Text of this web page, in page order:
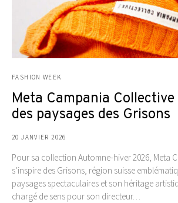
FASHION WEEK
Meta Campania Collective
des paysages des Grisons
20 JANVIER 2026
Pour sa collection Automne-hiver 2026, Meta
s’inspire des Grisons, région suisse
paysages spectaculaires et son héritage
chargé de sens pour son directeur…